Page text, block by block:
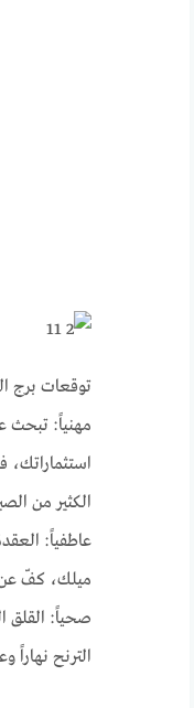
توقعات برج
مهنياً: تبحث
استثماراتك،
الكثير من
عاطفياً:
ميلك، كفّ عن
صحياً: القلق
الترنح نهاراً